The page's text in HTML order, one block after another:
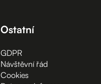
Ostatní
GDPR
Návštěvní řád
Cookies